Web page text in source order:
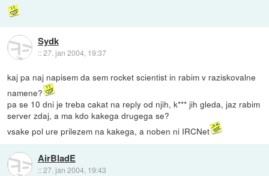
Sydk
::27. jan 2004, 19:37
kaj pa naj napisem da sem rocket scientist in rabim v raziskovalne
namene?
pa se 10 dni je treba cakat na reply od njih, k*** jih gleda, jaz rabim
server zdaj, a ma kdo kakega drugega se?
vsake pol ure prilezem na kakega, a noben ni IRCNet
AirBladE
::27. jan 2004, 19:43